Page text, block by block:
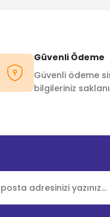
Güvenli Ödeme
Güvenli ödeme
bilgileriniz